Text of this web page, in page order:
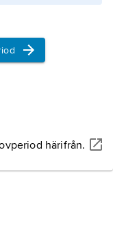
härifrån.